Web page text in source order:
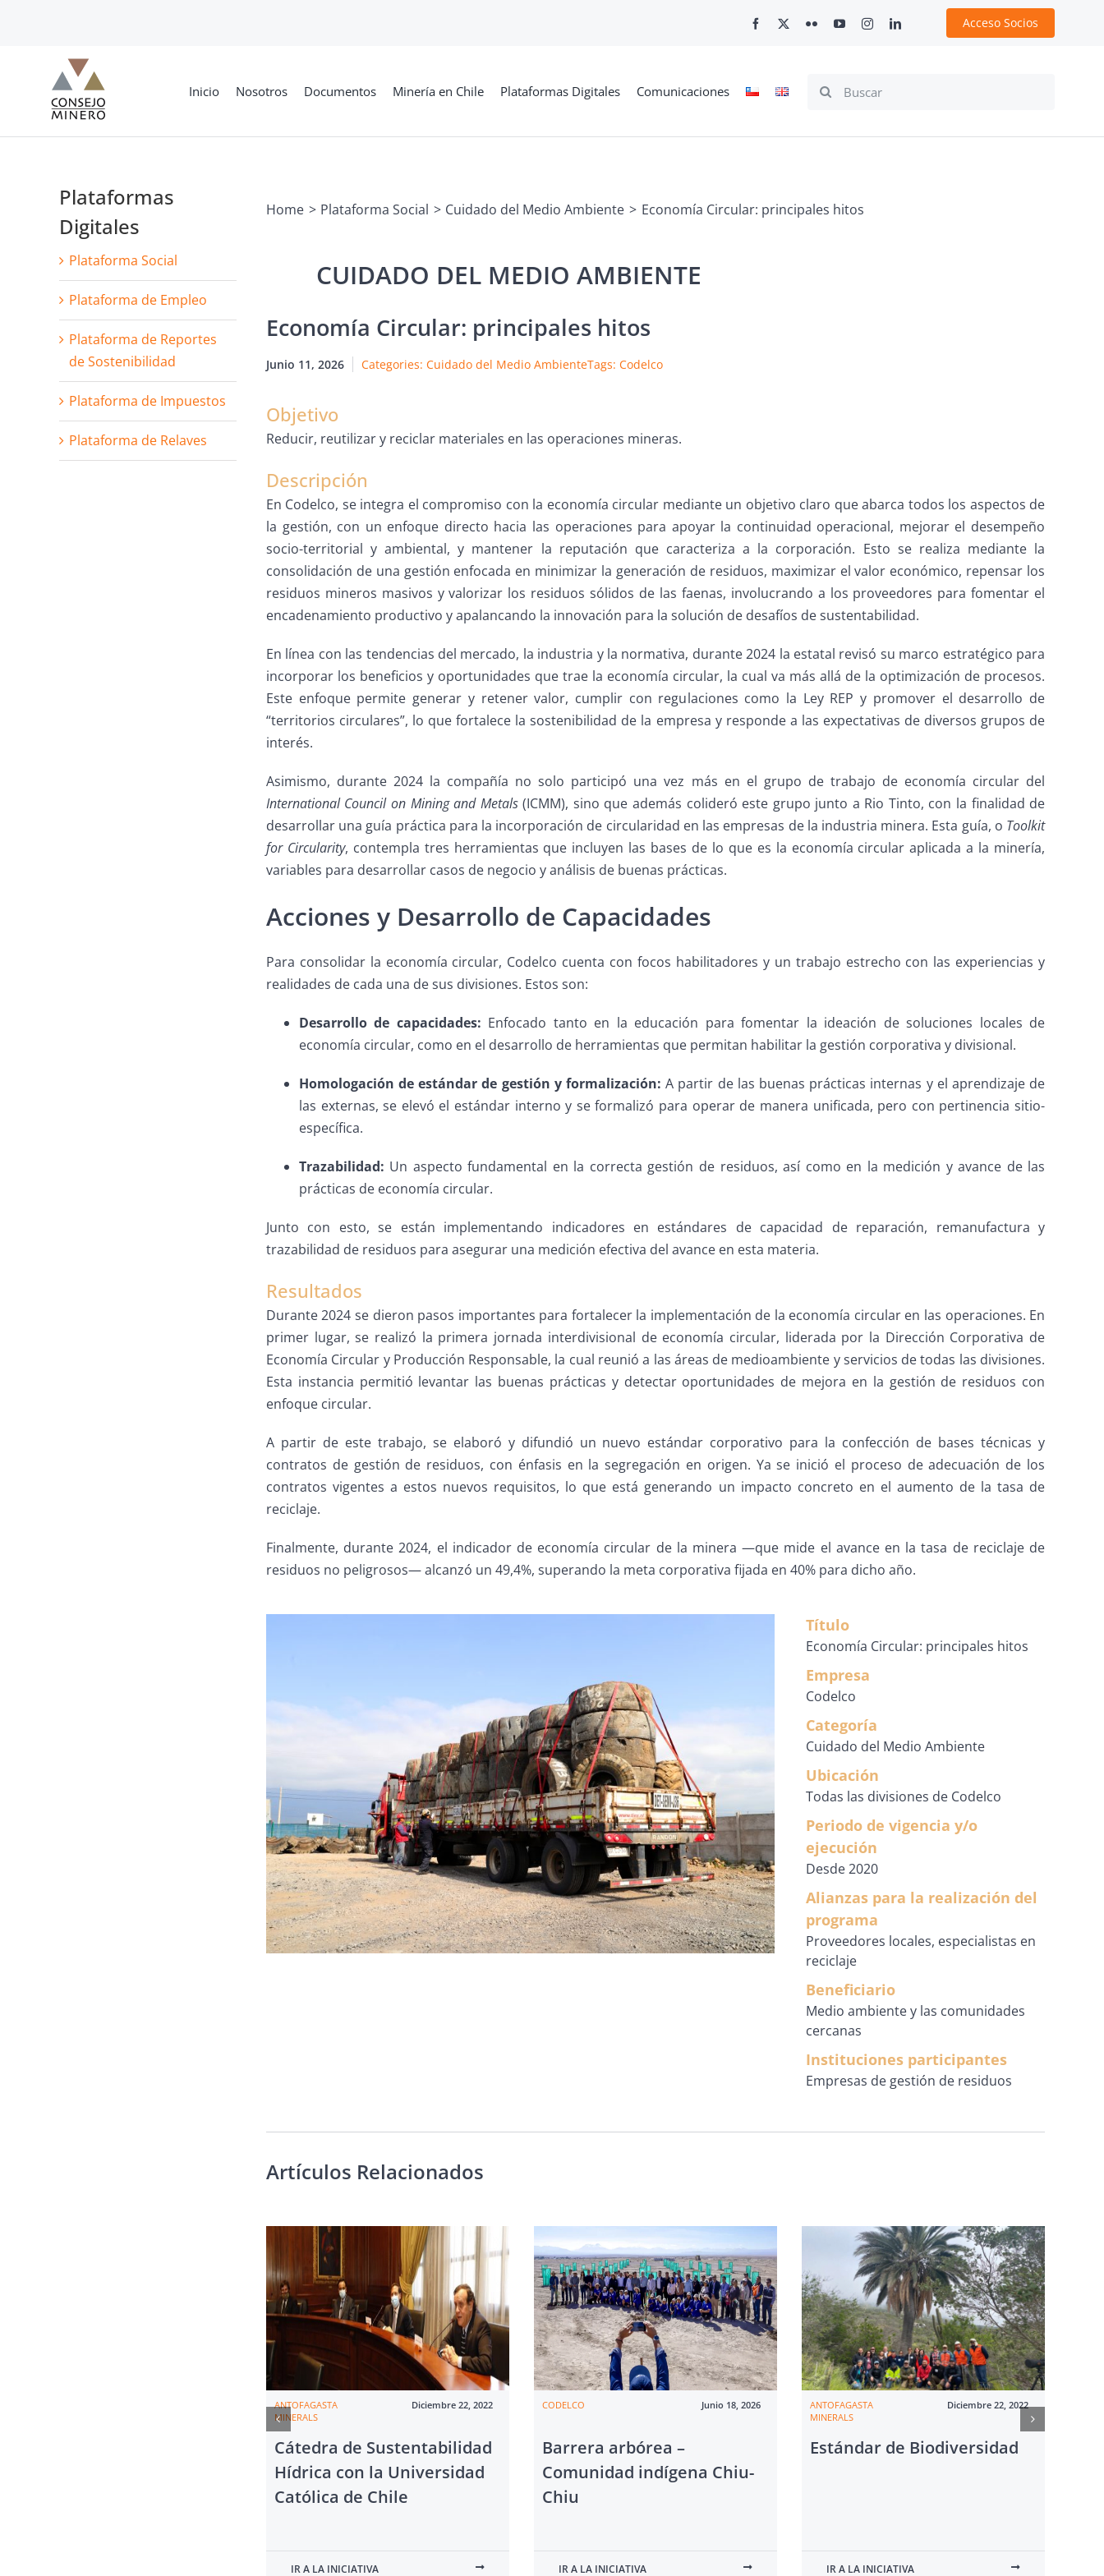
Acceso Socios
Inicio Nosotros Documentos Minería en Chile Plataformas Digitales Comunicaciones
Search
Home Plataforma Social Cuidado del Medio Ambiente Economía Circular: principales hitos
Economía Circular: principales hitos
Junio 11, 2026 Categories: Cuidado del Medio AmbienteTags: Codelco
Objetivo
Reducir, reutilizar y reciclar materiales en las operaciones mineras.
Descripción
En Codelco, se integra el compromiso con la economía circular mediante un objetivo claro que abarca todos los aspectos de
la gestión, con un enfoque directo hacia las operaciones para apoyar la continuidad operacional, mejorar el desempeño
socio-territorial y ambiental, y mantener la reputación que caracteriza a la corporación. Esto se realiza mediante la
consolidación de una gestión enfocada en minimizar la generación de residuos, maximizar el valor económico, repensar los
residuos mineros masivos y valorizar los residuos sólidos de las faenas, involucrando a los proveedores para fomentar el
encadenamiento productivo y apalancando la innovación para la solución de desafíos de sustentabilidad.
En línea con las tendencias del mercado, la industria y la normativa, durante 2024 la estatal revisó su marco estratégico para
incorporar los beneficios y oportunidades que trae la economía circular, la cual va más allá de la optimización de procesos.
Este enfoque permite generar y retener valor, cumplir con regulaciones como la Ley REP y promover el desarrollo de
“territorios circulares”, lo que fortalece la sostenibilidad de la empresa y responde a las expectativas de diversos grupos de
interés.
Asimismo, durante 2024 la compañía no solo participó una vez más en el grupo de trabajo de economía circular del
International Council on Mining and Metals(ICMM), sino que además colideró este grupo junto a Rio Tinto, con la finalidad de
desarrollar una guía práctica para la incorporación de circularidad en las empresas de la industria minera. Esta guía, o Toolkit
for Circularity, contempla tres herramientas que incluyen las bases de lo que es la economía circular aplicada a la minería,
variables para desarrollar casos de negocio y análisis de buenas prácticas.
Acciones y Desarrollo de Capacidades
Para consolidar la economía circular, Codelco cuenta con focos habilitadores y un trabajo estrecho con las experiencias y
realidades de cada una de sus divisiones. Estos son:
Desarrollo de capacidades: Enfocado tanto en la educación para fomentar la ideación de soluciones locales de
economía circular, como en el desarrollo de herramientas que permitan habilitar la gestión corporativa y divisional.
Homologación de estándar de gestión y formalización: A partir de las buenas prácticas internas y el aprendizaje de
las externas, se elevó el estándar interno y se formalizó para operar de manera unificada, pero con pertinencia sitio-
específica.
Trazabilidad: Un aspecto fundamental en la correcta gestión de residuos, así como en la medición y avance de las
prácticas de economía circular.
Junto con esto, se están implementando indicadores en estándares de capacidad de reparación, remanufactura y
trazabilidad de residuos para asegurar una medición efectiva del avance en esta materia.
Resultados
Durante 2024 se dieron pasos importantes para fortalecer la implementación de la economía circular en las operaciones. En
primer lugar, se realizó la primera jornada interdivisional de economía circular, liderada por la Dirección Corporativa de
Economía Circular y Producción Responsable, la cual reunió a las áreas de medioambiente y servicios de todas las divisiones.
Esta instancia permitió levantar las buenas prácticas y detectar oportunidades de mejora en la gestión de residuos con
enfoque circular.
A partir de este trabajo, se elaboró y difundió un nuevo estándar corporativo para la confección de bases técnicas y
contratos de gestión de residuos, con énfasis en la segregación en origen. Ya se inició el proceso de adecuación de los
contratos vigentes a estos nuevos requisitos, lo que está generando un impacto concreto en el aumento de la tasa de
reciclaje.
Finalmente, durante 2024, el indicador de economía circular de la minera —que mide el avance en la tasa de reciclaje de
residuos no peligrosos— alcanzó un 49,4%, superando la meta corporativa fijada en 40% para dicho año.
Título
Economía Circular: principales hitos
Empresa
Codelco
Categoría
Cuidado del Medio Ambiente
Ubicación
Todas las divisiones de Codelco
Periodo de vigencia y/o
ejecución
Desde 2020
Alianzas para la realización del
programa
Proveedores locales, especialistas en
reciclaje
Beneficiario
Medio ambiente y las comunidades
cercanas
Instituciones participantes
Empresas de gestión de residuos
Artículos Relacionados
ANTOFAGASTA
MINERALS
Diciembre 22, 2022
Cátedra de Sustentabilidad
Hídrica con la Universidad
Católica de Chile
IR A LA INICIATIVA
CODELCO Junio 18, 2026
Barrera arbórea –
Comunidad indígena Chiu-
Chiu
IR A LA INICIATIVA
ANTOFAGASTA
MINERALS
Diciembre 22, 2022
Estándar de Biodiversidad
IR A LA INICIATIVA
Plataformas
Digitales
Plataforma Social
Plataforma de Empleo
Plataforma de Reportes
de Sostenibilidad
Plataforma de Impuestos
Plataforma de Relaves